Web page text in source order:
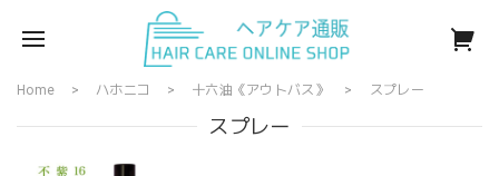
Home ハホニコ 十六油《アウトバス》 スプレー
スプレー